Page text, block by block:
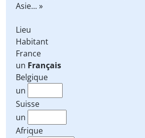
Asie... »
Lieu
Habitant
France
un Français
Belgique
un
Suisse
un
Afrique